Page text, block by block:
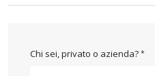
Chi sei, privato o azienda?